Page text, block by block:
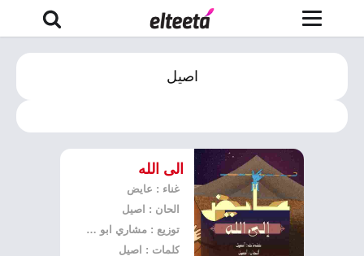
اصيل
الى الله
غناء : عايض
الحان : اصيل
توزيع : مشاري ابو جواد
كلمات : اصيل